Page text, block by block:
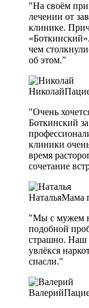
"На своём
лечении от
клинике.
чем
об этом."
Николай
"Очень
Боткинский
клиники
время
сочетание
НатальяМама
"Мы с мужем
подобной
страшно. Наш
увлёкся
спасли."
Валерий